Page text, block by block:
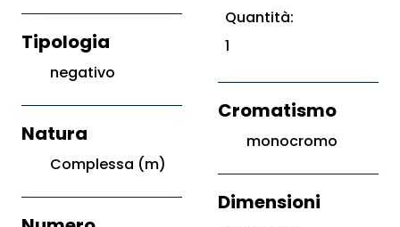
Tipologia
negativo
Natura
Complessa (m)
Quantità:
1
Cromatismo
monocromo
Dimensioni